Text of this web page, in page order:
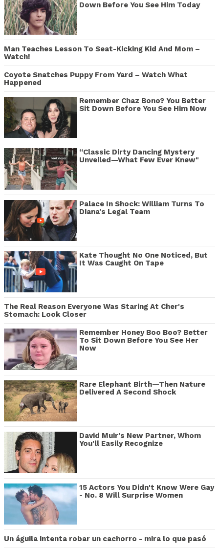
Down Before You See Him Today
Man Teaches Lesson To Seat-Kicking Kid And Mom –
Watch!
Coyote Snatches Puppy From Yard – Watch What
Happened
Remember Chaz Bono? You Better
Sit Down Before You See Him Now
“Classic Dirty Dancing Mystery
Unveiled—What Few Ever Knew"
Palace In Shock: William Turns To
Diana's Legal Team
Kate Thought No One Noticed, But
It Was Caught On Tape
The Real Reason Everyone Was Staring At Cher's
Stomach: Look Closer
Remember Honey Boo Boo? Better
To Sit Down Before You See Her
Now
Rare Elephant Birth—Then Nature
Delivered A Second Shock
David Muir's New Partner, Whom
You'll Easily Recognize
15 Actors You Didn't Know Were Gay
- No. 8 Will Surprise Women
Un águila intenta robar un cachorro - mira lo que pasó